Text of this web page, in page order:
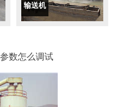
输送机
数怎么调试